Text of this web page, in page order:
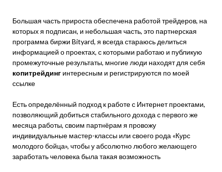
Большая часть прироста обеспечена работой трейдеров, на
которых я подписан, и небольшая часть, это партнерская
программа биржи Bityard, я всегда стараюсь делиться
информацией о проектах, с которыми работаю и публикую
промежуточные результаты, многие люди находят для себя
копитрейдинг интересным и регистрируются по моей
ссылке
Есть определённый подход к работе с Интернет проектами,
позволяющий добиться стабильного дохода с первого же
месяца работы, своим партнёрам я провожу
индивидуальные мастер-классы или своего рода «Курс
молодого бойца», чтобы у абсолютно любого желающего
заработать человека была такая возможность